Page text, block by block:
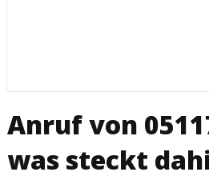
Anruf von
was steckt